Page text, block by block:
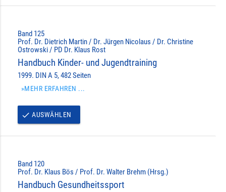
Band 125
Prof. Dr. Dietrich Martin / Dr. Jürgen Nicolaus / Dr. Christine
Ostrowski / PD Dr. Klaus Rost
Handbuch Kinder- und Jugendtraining
1999. DIN A 5, 482 Seiten
»MEHR ERFAHREN ...
done AUSWÄHLEN
Band 120
Prof. Dr. Klaus Bös / Prof. Dr. Walter Brehm (Hrsg.)
Handbuch Gesundheitssport